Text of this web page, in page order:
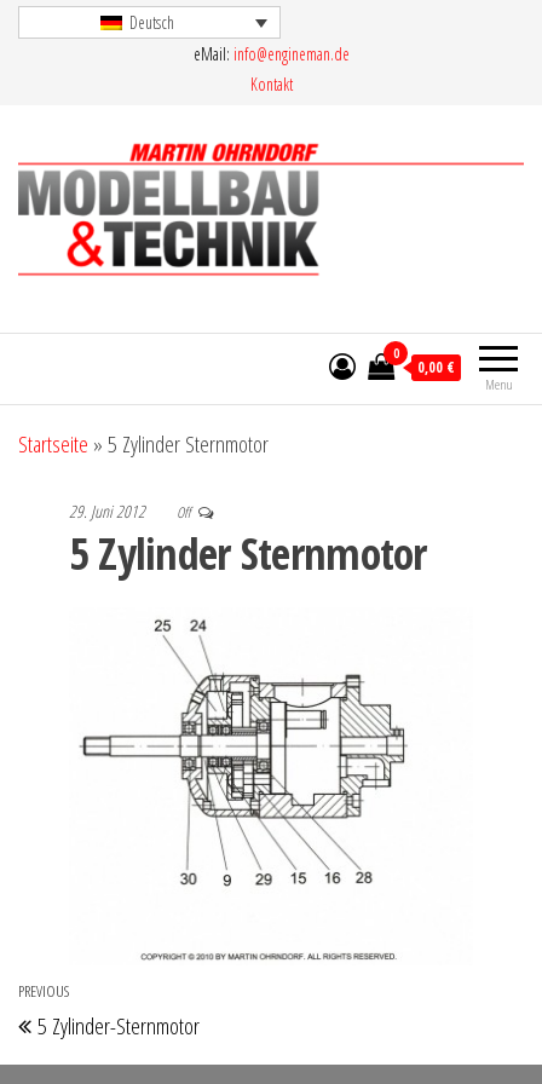
Deutsch
eMail: info@engineman.de
Kontakt
Menu
0
0,00 €
Startseite »5 Zylinder Sternmotor
29. Juni 2012 Off
5 Zylinder Sternmotor
Beitragsnavigation
Previous
Post
PREVIOUS
5 Zylinder-Sternmotor